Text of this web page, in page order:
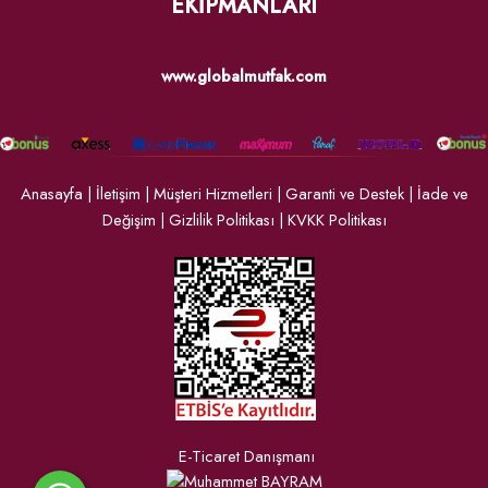
EKİPMANLARI
www.globalmutfak.com
Anasayfa | İletişim | Müşteri Hizmetleri | Garanti ve Destek| İade ve
Değişim | Gizlilik Politikası | KVKK Politikası
E-Ticaret Danışmanı